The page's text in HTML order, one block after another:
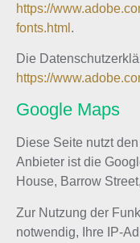
https://
fonts.html .
Die
https://
Google Maps
Diese Seite nutzt
Anbieter ist die
House, Barrow
Zur Nutzung der
notwendig, Ihre IP-